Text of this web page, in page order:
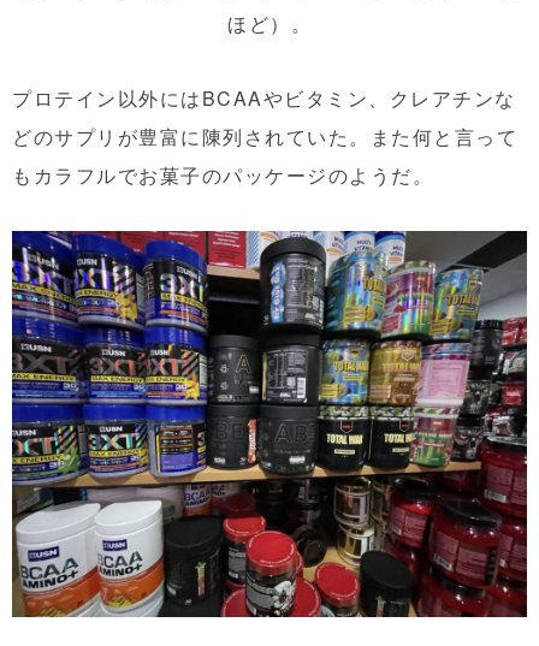
ほど）。
プロテイン以外にはBCAAやビタミン、クレアチンな
どのサプリが豊富に陳列されていた。また何と言って
もカラフルでお菓子のパッケージのようだ。